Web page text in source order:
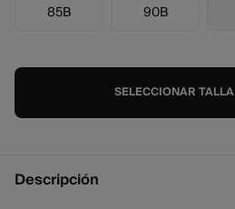
85B 90B
SELECCIONAR TALLA
Descripción